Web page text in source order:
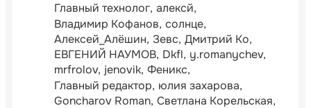
Главный технолог алексй
Владимир Кофанов солнце
Алексей_Алёшин Зевс Дмитрий Ко
ЕВГЕНИЙ НАУМОВ Dkfl y.romanychev
mrfrolov jenovik Феникс
Главный редактор юлия захарова
Goncharov Roman Светлана Корельская